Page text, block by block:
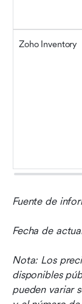
Zoho Inventory
Fuente de
Fecha de
Nota: Los
disponibles
pueden variar